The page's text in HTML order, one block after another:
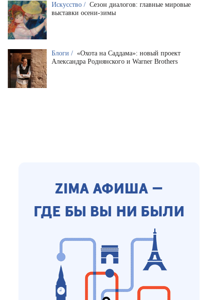
Искусство / Сезон диалогов: главные мировые
выставки осени-зимы
Блоги / «Охота на Саддама»: новый проект
Александра Роднянского и Warner Brothers